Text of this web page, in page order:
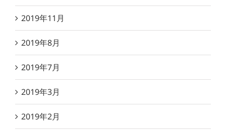
2019年11月
2019年8月
2019年7月
2019年3月
2019年2月